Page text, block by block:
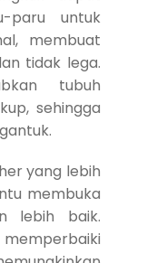
paru untuk
membuat
tidak lega.
tubuh
sehingga
yang lebih
membuka
lebih baik.